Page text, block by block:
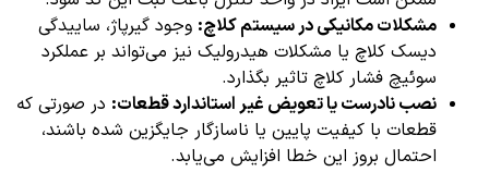
مشکلات مکانیکی در سیستم کلاچ: وجود گیرپاژ، ساییدگی
دیسک کلاچ یا مشکلات هیدرولیک نیز می‌تواند بر عملکرد
سوئیچ فشار کلاچ تاثیر بگذارد.
نصب نادرست یا تعویض غیر استاندارد قطعات: در صورتی که
قطعات با کیفیت پایین یا ناسازگار جایگزین شده باشند،
احتمال بروز این خطا افزایش می‌یابد.